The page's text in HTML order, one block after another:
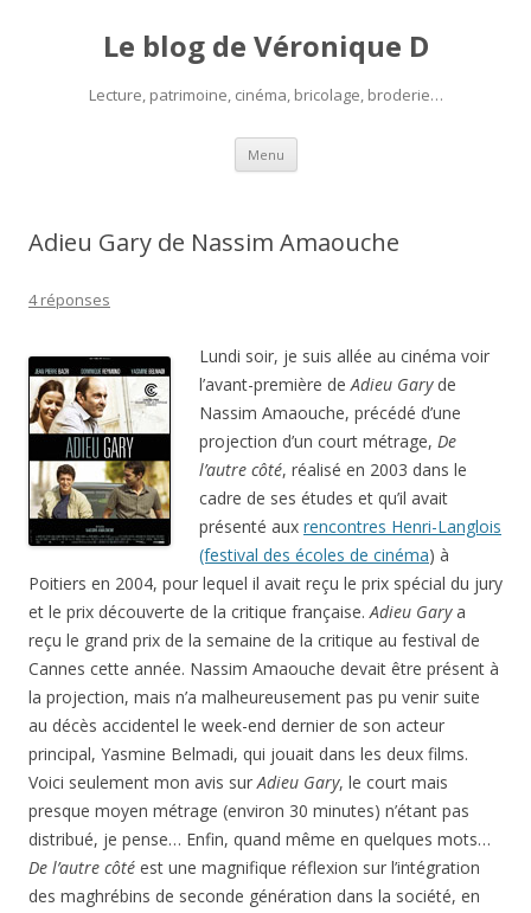
Le blog de Véronique D
Lecture, patrimoine, cinéma, bricolage, broderie…
Menu Aller
contenu
Adieu Gary de Nassim Amaouche
4 réponses
Lundi soir, je suis allée au cinéma voir
l’avant-première deAdieu Garyde
Nassim Amaouche, précédé d’une
projection d’un court métrage, De
l’autre côté, réalisé en 2003 dans le
cadre de ses études et qu’il avait
présenté aux rencontres Henri-Langlois
(festival des écoles de cinéma) à
Poitiers en 2004, pour lequel il avait reçu le prix spécial du jury
et le prix découverte de la critique française.Adieu Garya
reçu le grand prix de la semaine de la critique au festival de
Cannes cette année. Nassim Amaouche devait être présent à
la projection, mais n’a malheureusement pas pu venir suite
au décès accidentel le week-end dernier de son acteur
principal, Yasmine Belmadi, qui jouait dans les deux films.
Voici seulement mon avis surAdieu Gary, le court mais
presque moyen métrage (environ 30 minutes) n’étant pas
distribué, je pense… Enfin, quand même en quelques mots…
De l’autre côté est une magnifique réflexion sur l’intégration
des maghrébins de seconde génération dans la société, en